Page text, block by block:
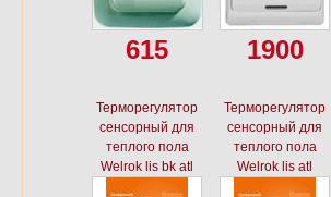
615 1900
Терморегулятор
сенсорный для
теплого пола
Welrok lis bk atl
Терморегулятор
сенсорный для
теплого пола
Welrok lis atl